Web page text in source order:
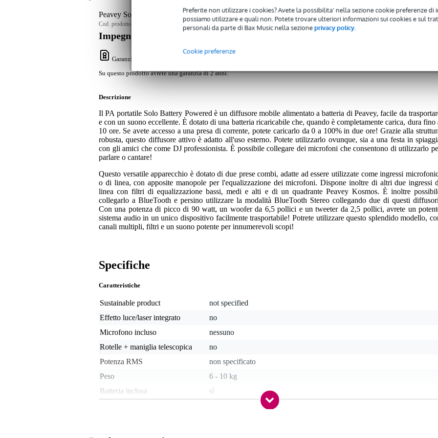
Preferite non utilizzare i cookies? Avete la possibilita' nella sezione cookie preferenze di
possiamo utilizzare e quali non. Potete trovare ulteriori informazioni sui cookies e sul
personali da parte di Bax Music nella sezioneprivacy policy.
Cookie preferenze
Peavey Solo Battery Powered PA altoparlante per batteria mobile 90W, 6,5 pollici
Cod. prodotto:
Impegno di servizio
Garanzia Bax Music
Su questo prodotto avrete una garanzia di 2 anni.
Descrizione
Il PA portatile Solo Battery Powered è un diffusore mobile alimentato a batteria di Peavey, facile da
e con un suono eccellente. È dotato di una batteria ricaricabile che, quando è completamente carica, dura fino
10 ore. Se avete accesso a una presa di corrente, potete caricarlo da 0 a 100% in due ore! Grazie alla
robusta, questo diffusore attivo è adatto all'uso esterno. Potete utilizzarlo ovunque, sia a una festa in
con gli amici che come DJ professionista. È possibile collegare dei microfoni che consentono di utilizzarlo
parlare o cantare!
Questo versatile apparecchio è dotato di due prese combi, adatte ad essere utilizzate come ingressi
o di linea, con apposite manopole per l'equalizzazione dei microfoni. Dispone inoltre di altri due ingressi
linea con filtri di equalizzazione bassi, medi e alti e di un quadrante Peavey Kosmos. È inoltre
collegarlo a BlueTooth e persino utilizzare la modalità BlueTooth Stereo collegando due di questi
Con una potenza di picco di 90 watt, un woofer da 6,5 pollici e un tweeter da 2,5 pollici, avrete un
sistema audio in un unico dispositivo facilmente trasportabile! Potrete utilizzare questo splendido modello,
canali multipli, filtri e un suono potente per innumerevoli scopi!
Specifiche
Caratteristiche
Sustainable product
not specified
Effetto luce/laser integrato
no
Microfono incluso
nessuno
Rotelle + maniglia telescopica
no
Potenza RMS
non specificato
Peso
6 - 10 kg
Batteria inclusa
sì
Bluetooth, ingresso di linea